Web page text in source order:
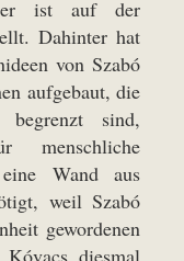
ist auf der
Dahinter hat
von Szabó
aufgebaut, die
sind,
menschliche
Wand aus
weil Szabó
gewordenen
diesmal